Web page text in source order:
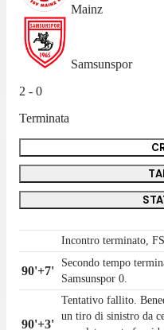
Mainz
Samsunspor
2 - 0
Terminata
Incontro terminato,
90'+7'
Secondo tempo
Samsunspor 0.
90'+3'
Tentativo fallito.
un tiro di sinistro da